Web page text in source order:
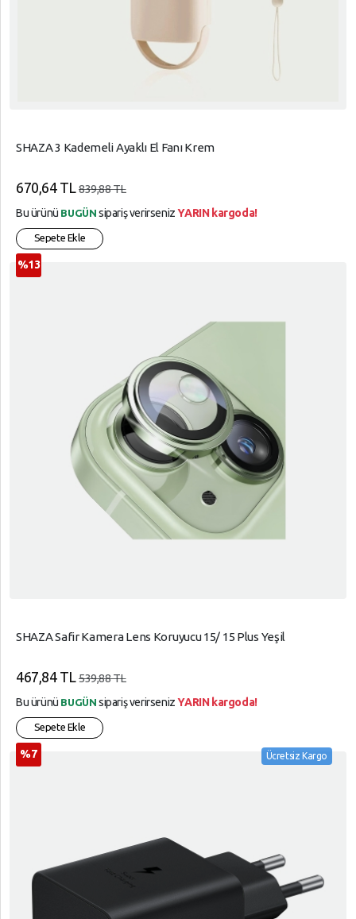
SHAZA 3 Kademeli Ayaklı El Fanı Krem
670,64 TL839,88 TL
Bu ürünü BUGÜN sipariş verirsenizYARIN kargoda!
Sepete Ekle
SHAZA Safir Kamera Lens Koruyucu 15/ 15 Plus Yeşil
%13
467,84 TL539,88 TL
Bu ürünü BUGÜN sipariş verirsenizYARIN kargoda!
Sepete Ekle
Ücretsiz Kargo
%7